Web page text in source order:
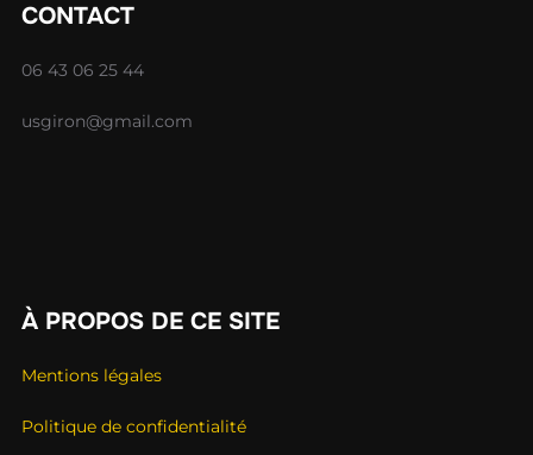
CONTACT
06 43 06 25 44
usgiron@gmail.com
À PROPOS DE CE SITE
Mentions légales
Politique de confidentialité